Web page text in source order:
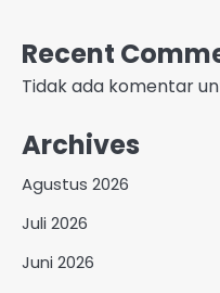
Recent
Tidak ada komentar
Archives
Agustus 2026
Juli 2026
Juni 2026